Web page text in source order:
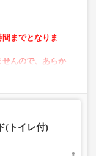
までとなりま
せんので、あらか
せん。
め予約いただけ
(トイレ付)